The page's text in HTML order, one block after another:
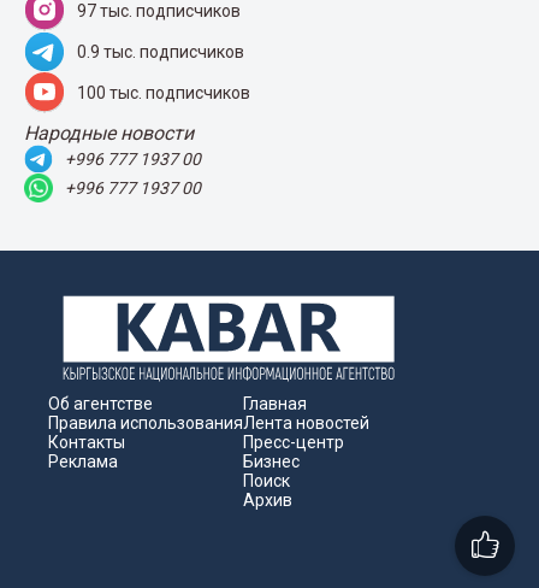
97 тыс. подписчиков
0.9 тыс. подписчиков
100 тыс. подписчиков
Народные новости
+996 777 1937 00
+996 777 1937 00
Об агентстве
Правила использования
Контакты
Реклама
Главная
Лента новостей
Пресс-центр
Бизнес
Поиск
Архив